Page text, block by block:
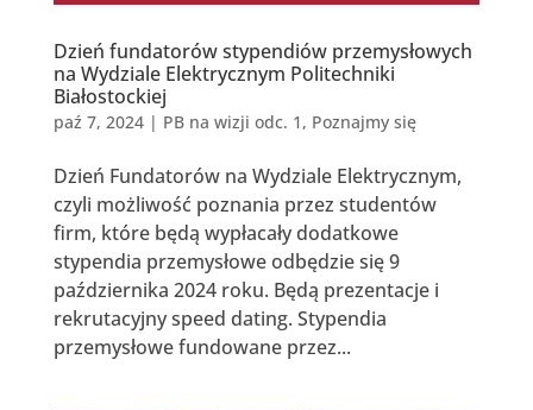
Dzień fundatorów stypendiów przemysłowych
na Wydziale Elektrycznym Politechniki
Białostockiej
paź 7, 2024| PB na wizji odc. 1 , Poznajmy się
Dzień Fundatorów na Wydziale Elektrycznym,
czyli możliwość poznania przez studentów
firm, które będą wypłacały dodatkowe
stypendia przemysłowe odbędzie się 9
października 2024 roku. Będą prezentacje i
rekrutacyjny speed dating. Stypendia
przemysłowe fundowane przez...